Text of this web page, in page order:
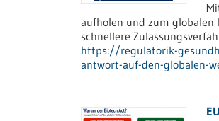
aufholen und zum globalen
schnellere
https://regulatorik-
antwort-auf-den-globalen-